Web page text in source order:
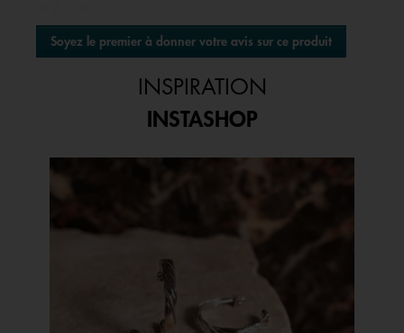
Aucune
valeur
de
Soyez le premier à donner votre avis sur ce produit
.
boîte
de
INSPIRATION
INSTASHOP
Media Carousel
Carousel with product photos. Use the previous and next buttons to